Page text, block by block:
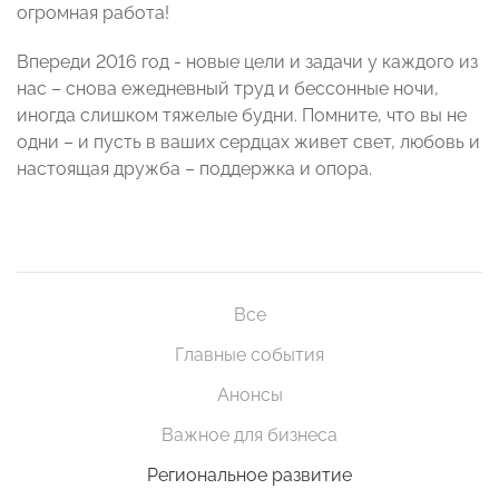
огромная работа!
Впереди 2016 год - новые цели и задачи у каждого из
нас – снова ежедневный труд и бессонные ночи,
иногда слишком тяжелые будни. Помните, что вы не
одни – и пусть в ваших сердцах живет свет, любовь и
настоящая дружба – поддержка и опора.
Все
Главные события
Анонсы
Важное для бизнеса
Региональное развитие